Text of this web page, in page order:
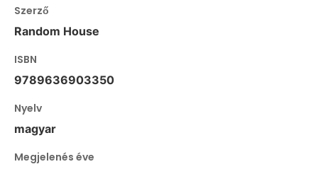
Szerző
Random House
ISBN
9789636903350
Nyelv
magyar
Megjelenés éve